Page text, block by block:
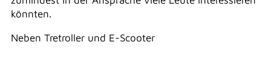
könnten.
Neben Tretroller und E-Scooter